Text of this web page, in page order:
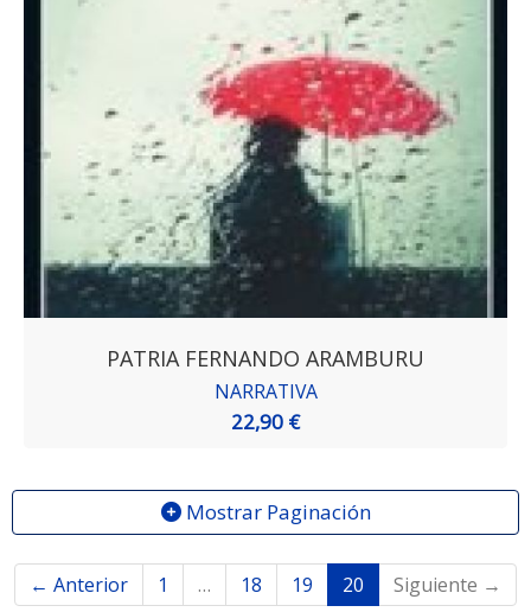
PATRIA FERNANDO ARAMBURU
NARRATIVA
22,90 €
Mostrar Paginación
← Anterior 1 … 18 19 20 Siguiente →